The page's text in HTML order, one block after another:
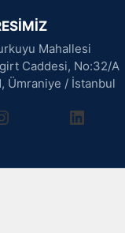
Mahallesi
Caddesi, No:32/A
Ümraniye / İstanbul
linkedin